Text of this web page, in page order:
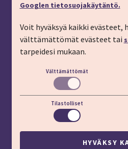
Liity kanta-asiakkaaksi
Töihin IMT:lle
YHTEYSTIEDOT
Puhelin: 03 45 800 (pvm/mpm)
apu.imt.fi
LÖYDÄT MEIDÄT MYÖS
Googlen tietosuojakäytäntö.
Voit hyväksyä kaikki evästeet,
välttämättömät evästeet tai
tarpeidesi mukaan.
Välttämättömät
Tilastolliset
HYVÄKSY